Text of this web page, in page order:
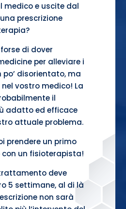
medico e uscite dal
prescrizione
di dover
per alleviare i
po’ disorientato, ma
vostro medico! La
il
adatto ed efficace
attuale problema.
prendere un primo
un fisioterapista!
deve
5 settimane, al di là
non sarà